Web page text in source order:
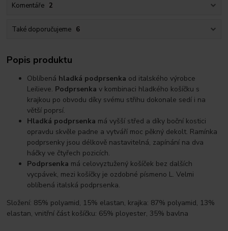
Komentáře 2
Také doporučujeme 6
Popis produktu
Oblíbená hladká podprsenka od italského výrobce
Leilieve. Podprsenka v kombinaci hladkého košíčku s
krajkou po obvodu díky svému střihu dokonale sedí i na
větší poprsí.
Hladká podprsenka má vyšší střed a díky boční kostici
opravdu skvěle padne a vytváří moc pěkný dekolt. Ramínka
podprsenky jsou délkově nastavitelná, zapínání na dva
háčky ve čtyřech pozicích.
Podprsenka má celovyztužený košíček bez dalších
vycpávek, mezi košíčky je ozdobné písmeno L. Velmi
oblíbená italská podprsenka.
Složení: 85% polyamid, 15% elastan, krajka: 87% polyamid, 13%
elastan, vnitřní část košíčku: 65% ployester, 35% bavlna